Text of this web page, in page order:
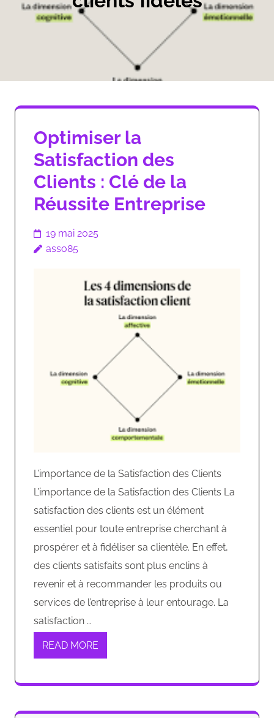
Optimiser la
Satisfaction des
Clients : Clé de la
Réussite Entreprise
19 mai 2025
asso85
L’importance de la Satisfaction des Clients
L’importance de la Satisfaction des Clients La
satisfaction des clients est un élément
essentiel pour toute entreprise cherchant à
prospérer et à fidéliser sa clientèle. En effet,
des clients satisfaits sont plus enclins à
revenir et à recommander les produits ou
services de l’entreprise à leur entourage. La
satisfaction …
READ MORE